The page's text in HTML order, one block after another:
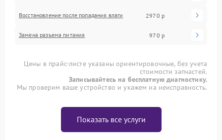
Восстановление после попадания влаги 2970 р
Замена разъема питания 970 р
Цены в прайс-листе указаны ориентировочные, без учета
стоимости запчастей.
Записывайтесь на бесплатную диагностику.
Мы проверим ваше устройство и укажем на неисправность.
Показать все услуги